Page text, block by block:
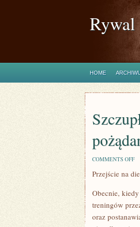
Rywal
HOME
COMMENTS OFFON
Przejście na
Obecnie,
treningów
oraz